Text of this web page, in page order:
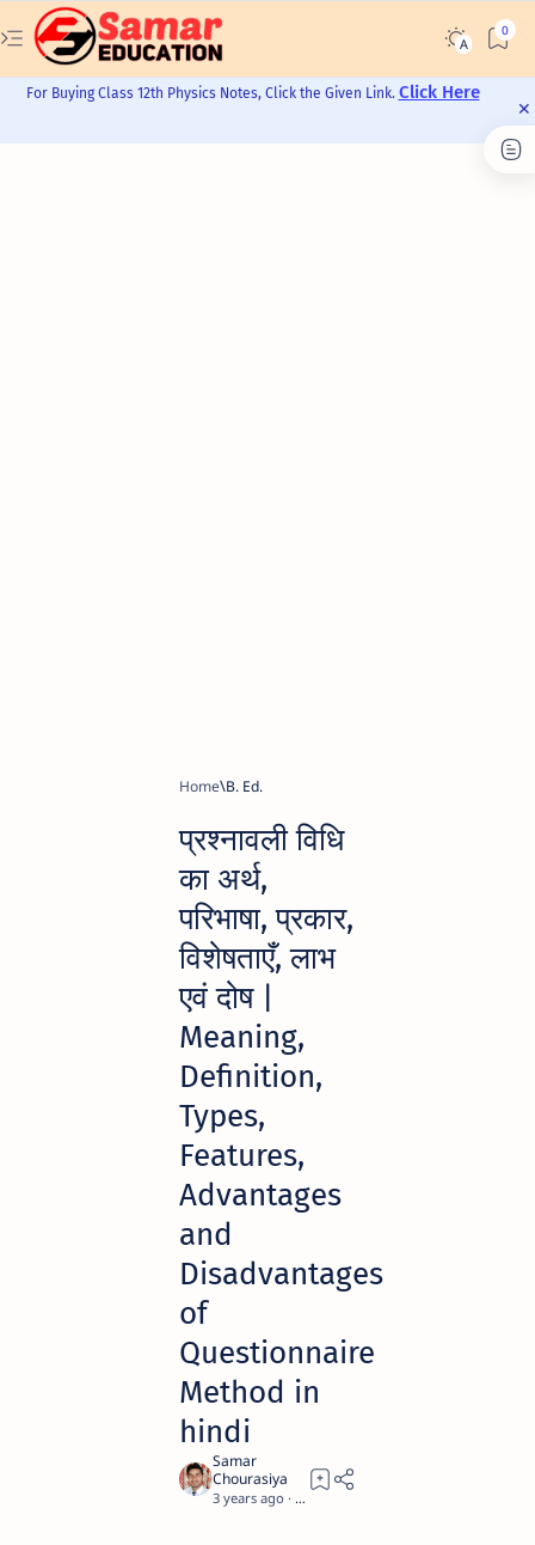
For Buying Class 12th Physics Notes, Click the Given Link. Click Here
Home B. Ed.
प्रश्नावली विधि
का अर्थ,
परिभाषा, प्रकार,
विशेषताएँ, लाभ
एवं दोष |
Meaning,
Definition,
Types,
Features,
Advantages
and
Disadvantages
of
Questionnaire
Method in
hindi
3 years ago 4